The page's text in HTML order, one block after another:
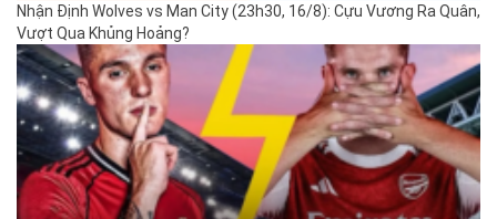
Nhận Định Wolves vs Man City (23h30, 16/8): Cựu Vương Ra Quân,
Vượt Qua Khủng Hoảng?